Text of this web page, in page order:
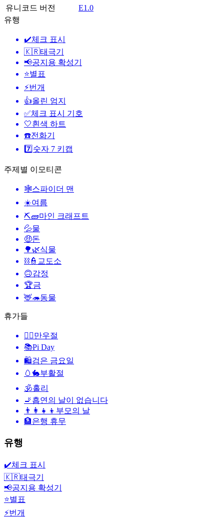
유니코드 버전
E1.0
유행
✔️체크 표시
🇰🇷태극기
📢공지용 확성기
⭐별표
⚡번개
👍올린 엄지
✅체크 표시 기호
🤍흰색 하트
☎️전화기
7️⃣ 숫자 7 키캡
주제별 이모티콘
🕸️스파이더 맨
☀️여름
⛏🧱마인 크래프트
💦물
🤑돈
🌳🌿식물
⛓️👮 교도소
🙃감정
🏆금
🦌🦔동물
휴가들
🙆‍♂️만우절
📚Pi Day
🛍검은 금요일
🥚🐇부활절
🕉홀리
🚬 흡연의 날이 없습니다
👨‍👩‍👧‍👦 부모의 날
🏦은행 휴무
유행
✔️체크 표시
🇰🇷태극기
📢공지용 확성기
⭐별표
⚡번개